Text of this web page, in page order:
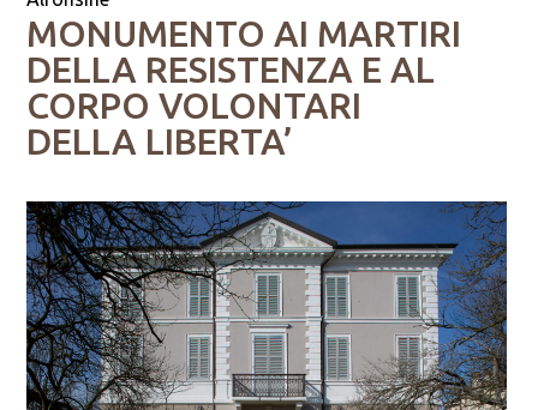
MONUMENTO AI MARTIRI
DELLA RESISTENZA E AL
CORPO VOLONTARI
DELLA LIBERTA’